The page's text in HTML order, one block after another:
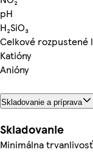
pH
H₂SiO₃
Celkové rozpustené
Katióny
Anióny
Skladovanie a príprava
Skladovanie
Minimálna